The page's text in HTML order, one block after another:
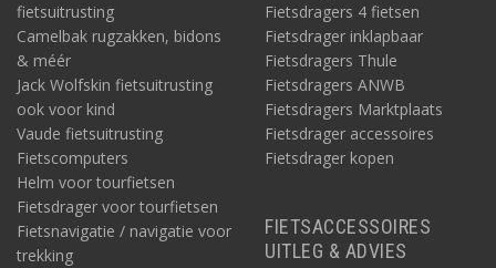
fietsuitrusting
Camelbak rugzakken, bidons
& méér
Jack Wolfskin fietsuitrusting
ook voor kind
Vaude fietsuitrusting
Fietscomputers
Helm voor tourfietsen
Fietsdrager voor tourfietsen
Fietsnavigatie / navigatie voor
trekking
Fietsdragers 4 fietsen
Fietsdrager inklapbaar
Fietsdragers Thule
Fietsdragers ANWB
Fietsdragers Marktplaats
Fietsdrager accessoires
Fietsdrager kopen
FIETSACCESSOIRES
UITLEG & ADVIES